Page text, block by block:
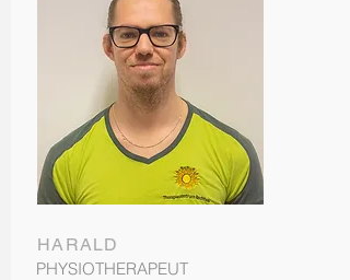
HARALD
PHYSIOTHERAPEUT